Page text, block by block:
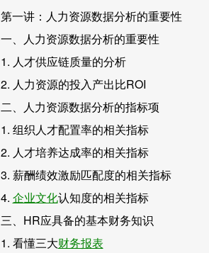
第一讲：人力资源数据分析的重要性
一、人力资源数据分析的重要性
1. 人才供应链质量的分析
2. 人力资源的投入产出比ROI
二、人力资源数据分析的指标项
1. 组织人才配置率的相关指标
2. 人才培养达成率的相关指标
3. 薪酬绩效激励匹配度的相关指标
4. 企业文化认知度的相关指标
三、HR应具备的基本财务知识
1. 看懂三大财务报表